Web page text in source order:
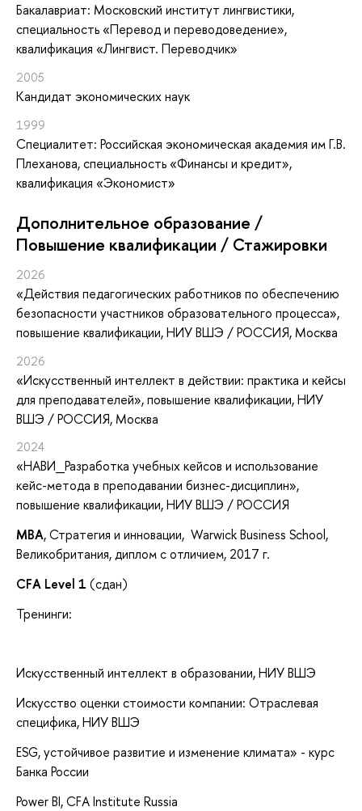
Бакалавриат: Московский институт лингвистики,
специальность «Перевод и переводоведение»,
квалификация «Лингвист. Переводчик»
2005
Кандидат экономических наук
1999
Специалитет: Российская экономическая академия им Г.В.
Плеханова, специальность «Финансы и кредит»,
квалификация «Экономист»
Дополнительное образование /
Повышение квалификации / Стажировки
2026
«Действия педагогических работников по обеспечению
безопасности участников образовательного процесса»,
повышение квалификации, НИУ ВШЭ / РОССИЯ, Москва
2026
«Искусственный интеллект в действии: практика и кейсы
для преподавателей», повышение квалификации, НИУ
ВШЭ / РОССИЯ, Москва
2024
«НАВИ_Разработка учебных кейсов и использование
кейс-метода в преподавании бизнес-дисциплин»,
повышение квалификации, НИУ ВШЭ / РОССИЯ
MBA, Стратегия и инновации, Warwick Business School,
Великобритания, диплом с отличием, 2017 г.
CFA Level 1 (сдан)
Тренинги:
Искусственный интеллект в образовании, НИУ ВШЭ
Искусство оценки стоимости компании: Отраслевая
специфика, НИУ ВШЭ
ESG, устойчивое развитие и изменение климата» - курс
Банка России
Power BI, CFA Institute Russia